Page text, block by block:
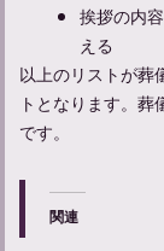
挨拶の内
える
以上のリストが葬
トとなります。
です。
関連